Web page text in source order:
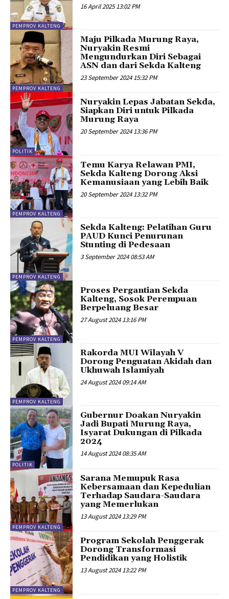
PEMPROV KALTENG
16 April 2025 13:02 PM
PEMPROV KALTENG
Maju Pilkada Murung Raya,
Nuryakin Resmi
Mengundurkan Diri Sebagai
ASN dan dari Sekda Kalteng
23 September 2024 15:32 PM
POLITIK
Nuryakin Lepas Jabatan Sekda,
Siapkan Diri untuk Pilkada
Murung Raya
20 September 2024 13:36 PM
PEMPROV KALTENG
Temu Karya Relawan PMI,
Sekda Kalteng Dorong Aksi
Kemanusiaan yang Lebih Baik
20 September 2024 13:32 PM
PEMPROV KALTENG
Sekda Kalteng: Pelatihan Guru
PAUD Kunci Penurunan
Stunting di Pedesaan
3 September 2024 08:53 AM
PEMPROV KALTENG
Proses Pergantian Sekda
Kalteng, Sosok Perempuan
Berpeluang Besar
27 August 2024 13:16 PM
PEMPROV KALTENG
Rakorda MUI Wilayah V
Dorong Penguatan Akidah dan
Ukhuwah Islamiyah
24 August 2024 09:14 AM
POLITIK
Gubernur Doakan Nuryakin
Jadi Bupati Murung Raya,
Isyarat Dukungan di Pilkada
2024
14 August 2024 08:35 AM
PEMPROV KALTENG
Sarana Memupuk Rasa
Kebersamaan dan Kepedulian
Terhadap Saudara-Saudara
yang Memerlukan
13 August 2024 13:29 PM
PEMPROV KALTENG
Program Sekolah Penggerak
Dorong Transformasi
Pendidikan yang Holistik
13 August 2024 13:22 PM